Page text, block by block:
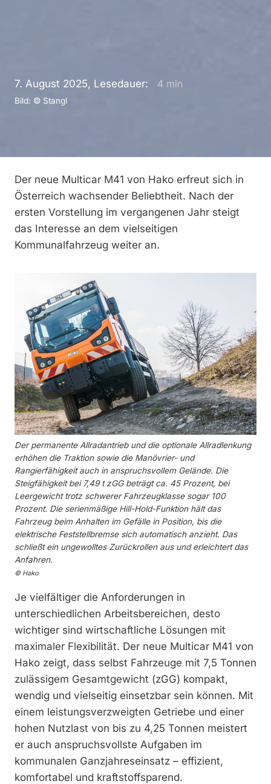
7. August 2025, Lesedauer: 4 min
Bild: © Stangl
Der neue Multicar M41 von Hako erfreut sich in
Österreich wachsender Beliebtheit. Nach der
ersten Vorstellung im vergangenen Jahr steigt
das Interesse an dem vielseitigen
Kommunalfahrzeug weiter an.
Der permanente Allradantrieb und die optionale All­radlenkung
erhöhen die Trak­tion sowie die Manövrier- und
Rangierfähigkeit auch in an­spruchs­vollem Gelände. Die
Steigfähigkeit bei 7,49 t zGG beträgt ca. 45 Prozent, bei
Leergewicht trotz schwerer Fahrzeug­klasse sogar 100
Prozent. Die serienmäßige Hill-Hold-Funktion hält das
Fahrzeug beim Anhalten im Gefälle in Position, bis die
elektrische Feststellbremse sich automatisch anzieht. Das
schließt ein ungewolltes Zurückrollen aus und erleichtert das
Anfahren.
© Hako
Je vielfältiger die Anforderungen in
unterschiedlichen Arbeitsbereichen, desto
wichtiger sind wirtschaftliche Lösungen mit
maximaler Flexibilität. Der neue Multicar M41 von
Hako zeigt, dass selbst Fahrzeuge mit 7,5 Tonnen
zulässigem Gesamtgewicht (zGG) kompakt,
wendig und vielseitig einsetzbar sein können. Mit
einem leistungsverzweigten Getriebe und einer
hohen Nutzlast von bis zu 4,25 Tonnen meistert
er auch anspruchsvollste Aufgaben im
kommunalen Ganzjahreseinsatz – effizient,
komfortabel und kraftstoffsparend.